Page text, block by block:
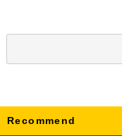
Recommend